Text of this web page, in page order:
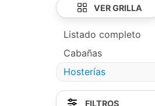
VER GRILLA
Listado completo
Cabañas
Hosterías
FILTROS